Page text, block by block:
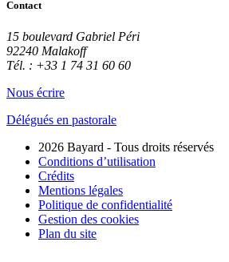
Contact
15 boulevard Gabriel Péri
92240 Malakoff
Tél. : +33 1 74 31 60 60
Nous écrire
Délégués en pastorale
2026 Bayard - Tous droits réservés
Conditions d’utilisation
Crédits
Mentions légales
Politique de confidentialité
Gestion des cookies
Plan du site